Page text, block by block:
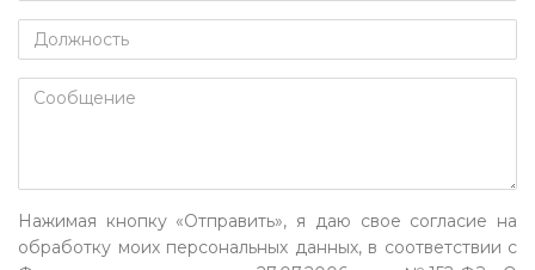
Нажимая кнопку «Отправить», я даю свое согласие на
обработку моих персональных данных, в соответствии с